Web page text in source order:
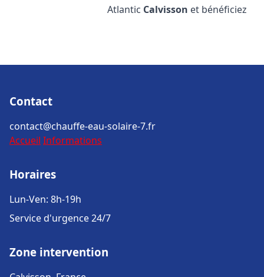
Atlantic Calvisson et bénéficiez
Contact
contact@chauffe-eau-solaire-7.fr
Accueil Informations
Horaires
Lun-Ven: 8h-19h
Service d'urgence 24/7
Zone intervention